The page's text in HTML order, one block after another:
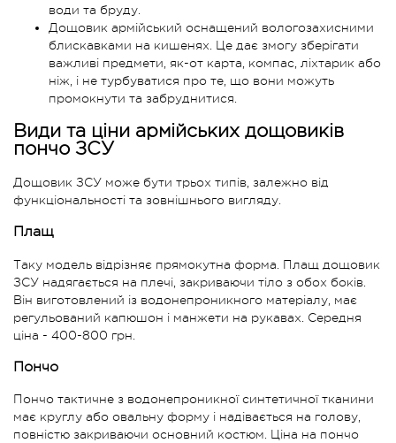
води та бруду.
Дощовик армійський оснащений вологозахисними
блискавками на кишенях. Це дає змогу зберігати
важливі предмети, як-от карта, компас, ліхтарик або
ніж, і не турбуватися про те, що вони можуть
промокнути та забруднитися.
Види та ціни армійських дощовиків
пончо ЗСУ
Дощовик ЗСУ може бути трьох типів, залежно від
функціональності та зовнішнього вигляду.
Плащ
Таку модель відрізняє прямокутна форма. Плащ дощовик
ЗСУ надягається на плечі, закриваючи тіло з обох боків.
Він виготовлений із водонепроникного матеріалу, має
регульований капюшон і манжети на рукавах. Середня
ціна - 400-800 грн.
Пончо
Пончо тактичне з водонепроникної синтетичної тканини
має круглу або овальну форму і надівається на голову,
повністю закриваючи основний костюм. Ціна на пончо